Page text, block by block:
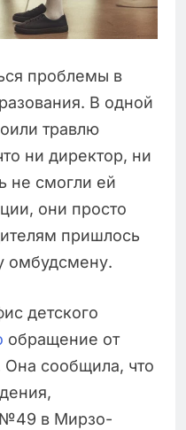
проблемы в
В одной
травлю
ни директор, ни
не смогли ей
они просто
пришлось
омбудсмену.
детского
обращение от
сообщила, что
в Мирзо-